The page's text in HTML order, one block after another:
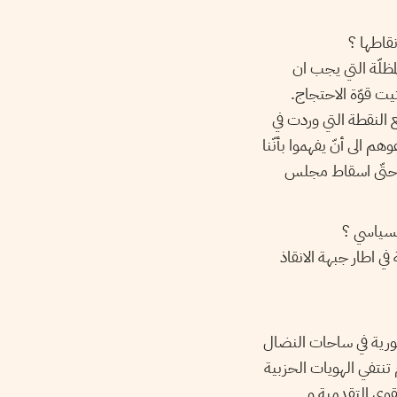
؟
التي يجب ان
قوّة الاحتجاج.
النقطة التي وردت في
الى أنّ يفهموا بأنّنا
حتّى اسقاط مجلس
؟
اطار جبهة الانقاذ
في ساحات النضال
الهويات الحزبية